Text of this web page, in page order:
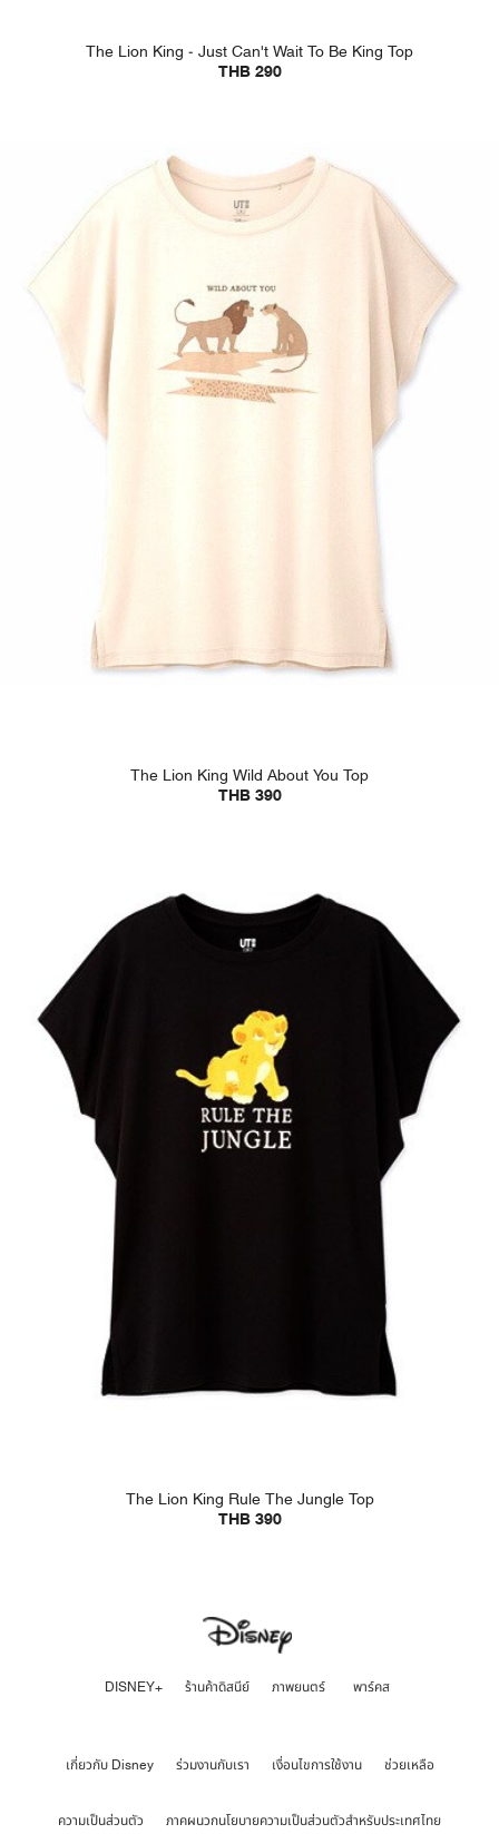
The Lion King - Just Can't Wait To Be King Top
THB 290
The Lion King Wild About You Top
THB 390
The Lion King Rule The Jungle Top
THB 390
DISNEY+ ร้านค้าดิสนีย์ ภาพยนตร์ พาร์คส
เกี่ยวกับ Disney ร่วมงานกับเรา เงื่อนไขการใช้งาน ช่วยเหลือ
ความเป็นส่วนตัว ภาคผนวกนโยบายความเป็นส่วนตัวสำหรับประเทศไทย